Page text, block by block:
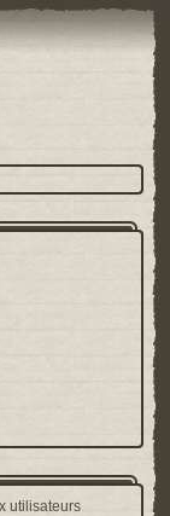
utilisateurs